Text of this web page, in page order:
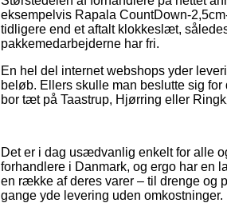
eksempelvis Rapala CountDown-
tidligere end et aftalt klokkeslæt,
pakkemedarbejderne har fri.
En hel del internet webshops yder
beløb. Ellers skulle man beslutte sig
bor tæt på Taastrup, Hjørring eller
Det er i dag usædvanlig enkelt for alle
forhandlere i Danmark, og ergo har en
en række af deres varer – til drenge og
gange yde levering uden omkostninger.